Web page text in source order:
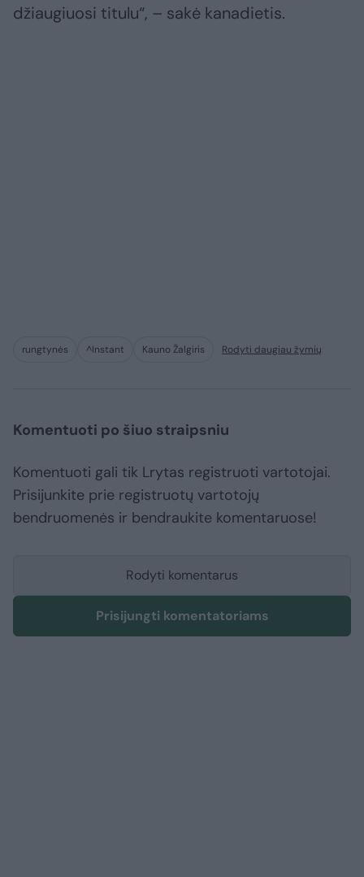
džiaugiuosi titulu“, – sakė kanadietis.
rungtynės ^Instant Kauno Žalgiris Rodyti daugiau žymių
Komentuoti po šiuo straipsniu
Komentuoti gali tik Lrytas registruoti vartotojai.
Prisijunkite prie registruotų vartotojų
bendruomenės ir bendraukite komentaruose!
Rodyti komentarus
Prisijungti komentatoriams